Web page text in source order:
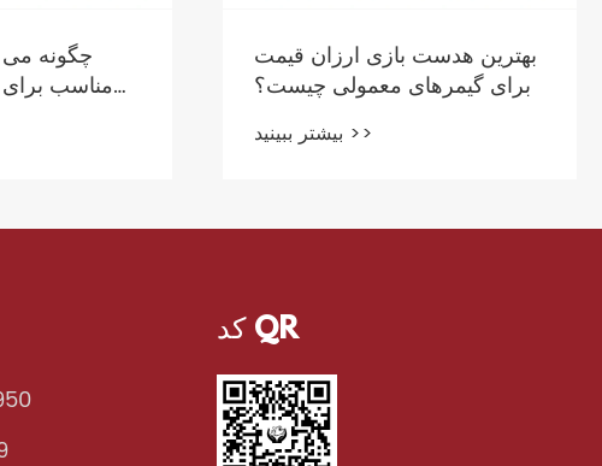
چگونه می
مناسب
بهترین هدست بازی ارزان قیمت
برای گیمرهای معمولی چیست؟
بیشتر ببینید >>
کد QR